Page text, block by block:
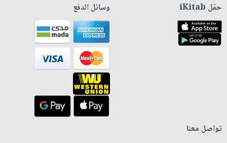
حمّل iKitab وسائل الدفع
تواصل معنا